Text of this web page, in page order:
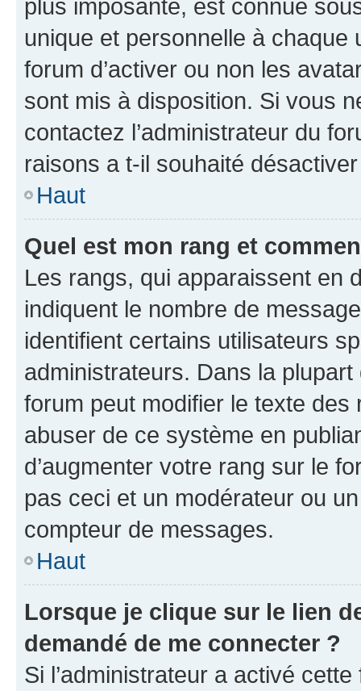
plus imposante, est connue
unique et personnelle à chaque
forum d’activer ou non les
sont mis à disposition. Si vous
contactez l’administrateur du
raisons a t-il souhaité
Haut
Quel est mon rang et
Les rangs, qui apparaissent en
indiquent le nombre de
identifient certains utilisateurs
administrateurs. Dans la
forum peut modifier le texte
abuser de ce système en
d’augmenter votre rang sur le
pas ceci et un modérateur ou
compteur de messages.
Haut
Lorsque je clique sur le lien
demandé de me connecter ?
Si l’administrateur a activé